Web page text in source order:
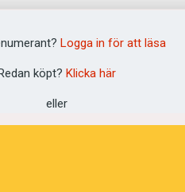
Logga in för att läsa
köpt? Klicka här
eller